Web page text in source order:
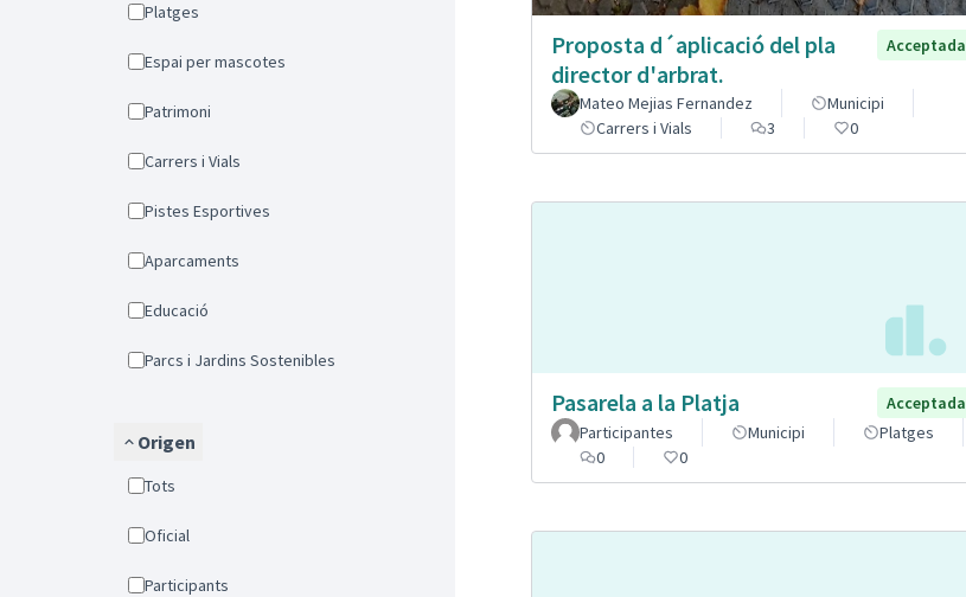
Platges
Espai per mascotes
Patrimoni
Carrers i Vials
Pistes Esportives
Aparcaments
Educació
Parcs i Jardins Sostenibles
Origen
Tots
Oficial
Participants
Proposta d´aplicació del pla
director d'arbrat.
Acceptada
Mateo Mejias Fernandez
Municipi
Carrers i Vials
3 0
Pasarela a la Platja
Acceptada
Participantes
Municipi
Platges
0
0